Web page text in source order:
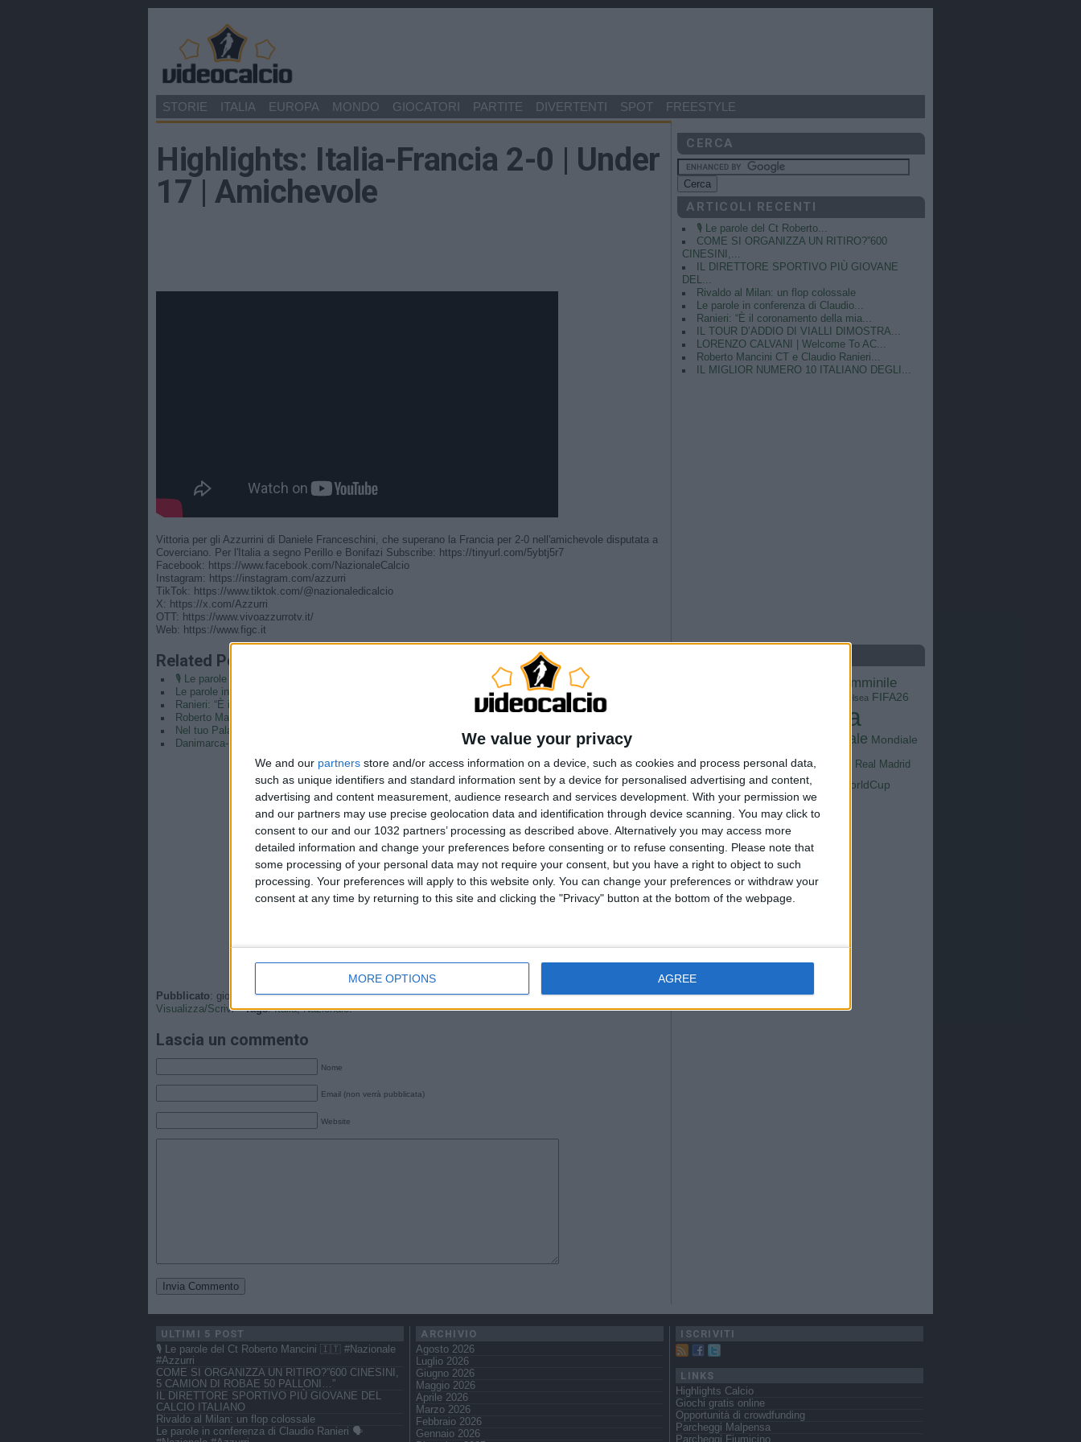
We value your privacy
We and our partners store and/or access information on a device, such as cookies and process personal data,
such as unique identifiers and standard information sent by a device for personalised advertising and content,
advertising and content measurement, audience research and services development. With your permission we
and our partners may use precise geolocation data and identification through device scanning. You may click to
consent to our and our 1032 partners’ processing as described above. Alternatively you may access more
detailed information and change your preferences before consenting or to refuse consenting.
Please note that
some processing of your personal data may not require your consent, but you have a right to object to such
processing. Your preferences will apply to this website only. You can change your preferences or withdraw your
consent at any time by returning to this site and clicking the "Privacy" button at the bottom of the webpage.
MORE OPTIONS AGREE
STORIE ITALIA EUROPA MONDO GIOCATORI PARTITE DIVERTENTI SPOT FREESTYLE
Highlights: Italia-Francia 2-0 | Under
17 | Amichevole
Vittoria per gli Azzurrini di Daniele Franceschini, che superano la Francia per 2-0 nell'amichevole disputata a
Coverciano. Per l'Italia a segno Perillo e Bonifazi Subscribe: https://tinyurl.com/5ybtj5r7
Facebook: https://www.facebook.com/NazionaleCalcio​
Instagram: https://instagram.com/azzurri​
TikTok: https://www.tiktok.com/@nazionaledicalcio
X: https://x.com/Azzurri
OTT: https://www.vivoazzurrotv.it/
Web: https://www.figc.it​​​​
Related Posts
🎙️ Le parole del Ct Roberto Mancini 🇮🇹 #Nazionale #Azzurri
Le parole in conferenza di Claudio Ranieri 🗣️ #Nazionale #Azzurri
Ranieri: “È il coronamento della mia carriera” | La presentazione del Direttore Tecnico
Roberto Mancini CT e Claudio Ranieri direttore tecnico | L’annuncio di Malagò
Nel tuo Palazzo può entrare… 👱🏻‍♀️⚽️#Nazionale #Azzurre
Danimarca-ITALIA 0-0 (5-4 d.c.r.) | Under 19 | Play-Off FIFA U20 World Cup 2027
Pubblicato: giovedì, 19 Febbraio 2026 - 10:47 da Istvan inNazionale•Commenti : Nessun commento
Visualizza/Scrivi•Tags:Italia,Nazionale.
Lascia un commento
Nome
Email (non verrà pubblicata)
Website
CERCA
ARTICOLI RECENTI
🎙️ Le parole del Ct Roberto...
COME SI ORGANIZZA UN RITIRO?”600
CINESINI,...
IL DIRETTORE SPORTIVO PIÙ GIOVANE
DEL...
Rivaldo al Milan: un flop colossale
Le parole in conferenza di Claudio...
Ranieri: “È il coronamento della mia...
IL TOUR D’ADDIO DI VIALLI DIMOSTRA...
LORENZO CALVANI | Welcome To AC...
Roberto Mancini CT e Claudio Ranieri...
IL MIGLIOR NUMERO 10 ITALIANO DEGLI...
calcio femminile
Chelsea FIFA26
Italia
Mondiale Mondiale
2026 Napoli Nazionale Real Madrid
Roma Sampdoria Serie A
WorldCup
WorldCup2026
ULTIMI 5 POST
🎙️ Le parole del Ct Roberto Mancini 🇮🇹 #Nazionale
#Azzurri
COME SI ORGANIZZA UN RITIRO?”600 CINESINI,
5 CAMION DI ROBAE 50 PALLONI…”
IL DIRETTORE SPORTIVO PIÙ GIOVANE DEL
CALCIO ITALIANO
Rivaldo al Milan: un flop colossale
Le parole in conferenza di Claudio Ranieri 🗣️
ARCHIVIO
Agosto 2026
Luglio 2026
Giugno 2026
Maggio 2026
Aprile 2026
Marzo 2026
Febbraio 2026
Gennaio 2026
ISCRIVITI
LINKS
Highlights Calcio
Giochi gratis online
Opportunità di crowdfunding
Parcheggi Malpensa
Parcheggi Fiumicino